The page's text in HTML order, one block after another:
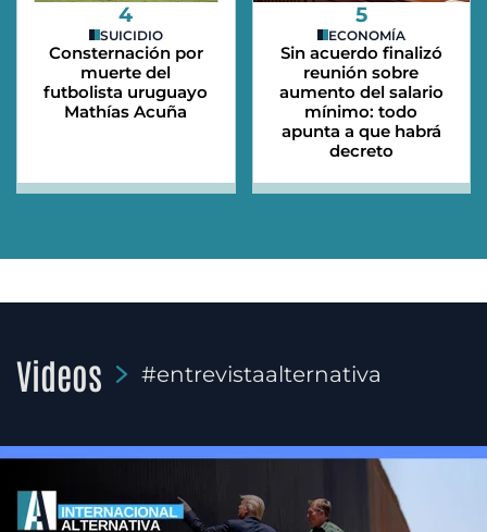
4
SUICIDIO
Consternación por
muerte del
futbolista uruguayo
Mathías Acuña
5
ECONOMÍA
Sin acuerdo finalizó
reunión sobre
aumento del salario
mínimo: todo
apunta a que habrá
decreto
Videos #entrevistaalternativa